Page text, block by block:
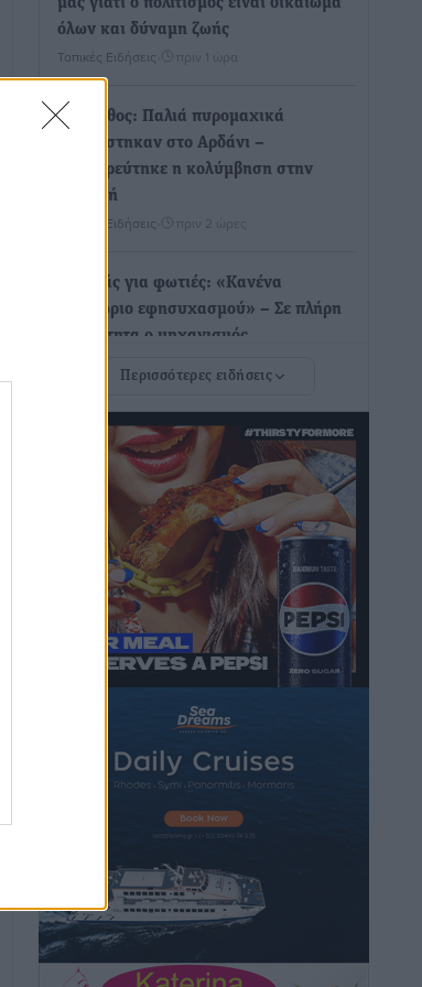
όλων και δύναμη ζωής
Τοπικές Ειδήσεις πριν 1 ώρα
Κάρπαθος: Παλιά πυρομαχικά
εντοπίστηκαν στο Αρδάνι –
Απαγορεύτηκε η κολύμβηση στην
περιοχή
Τοπικές Ειδήσεις πριν 2 ώρες
Τουρνάς για φωτιές: «Κανένα
περιθώριο εφησυχασμού» – Σε πλήρη
ετοιμότητα ο μηχανισμός
Καιρός: Επιμένουν οι υψηλές
θερμοκρασίες – Ισχυρά μελτέμια έως 9
μποφόρ, σε «Red Code» 6 περιοχές
Τοπικές Ειδήσεις• πριν 3 ώρες
Τα φοιτητικά ενοίκια «τινάζουν στον
αέρα» τους οικογενειακούς
προϋπολογισμούς
• πριν 3 ώρες
Δύο νέοι ξενώνες παραδόθηκαν στις
Ένοπλες Δυνάμεις στη νήσο Ρω
Τοπικές Ειδήσεις πριν 4 ώρες
Συνεχίζεται η έξοδος του Αυγούστου –
Πάνω από 34.000 αναχωρούν σήμερα
μόνο από τον Πειραιά
• πριν 4 ώρες
σταθμούς: Οι προϋποθέσεις, η 24μηνη
Περισσότερες ειδήσεις